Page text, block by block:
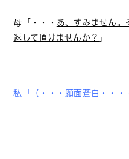
母「・・・ あ、すみません。
返して頂けませんか？ 」
私「（・・・顔面蒼白・・・